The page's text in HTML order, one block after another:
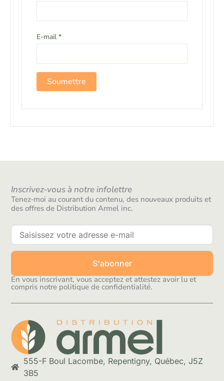
E-mail *
Inscrivez-vous à notre infolettre
Tenez-moi au courant du contenu, des nouveaux produits et
des offres de Distribution Armel inc.
S'abonner
En vous inscrivant, vous acceptez et attestez avoir lu et
compris notre politique de confidentialité.
555-F Boul Lacombe, Repentigny, Québec, J5Z
3B5